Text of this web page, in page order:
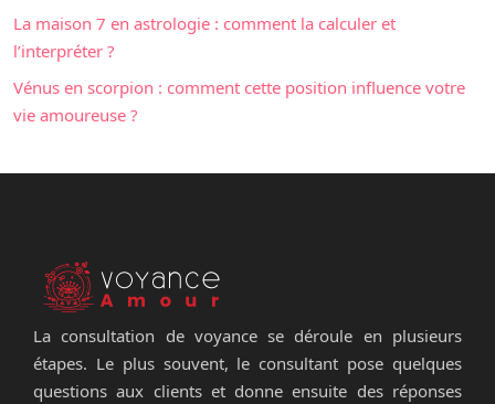
La maison 7 en astrologie : comment la calculer et
l’interpréter ?
Vénus en scorpion : comment cette position influence votre
vie amoureuse ?
La consultation de voyance se déroule en plusieurs
étapes. Le plus souvent, le consultant pose quelques
questions aux clients et donne ensuite des réponses